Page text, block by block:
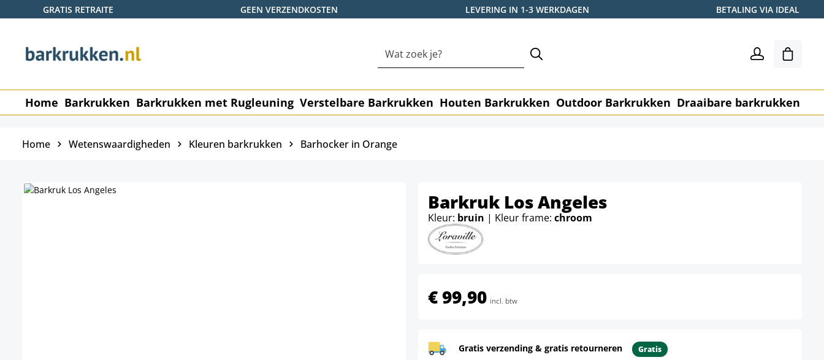
de hoofdinhoud
Ga naar de zoekopdracht
Ga naar de hoofdnavigatie
GRATIS RETRAITE GEEN VERZENDKOSTEN LEVERING IN 1-3 WERKDAGEN BETALING VIA IDEAL
Home Barkrukken Barkrukken met Rugleuning Verstelbare Barkrukken Houten Barkrukken Outdoor Barkrukken Draaibare barkrukken
Home Wetenswaardigheden Kleuren barkrukken Barhocker in Orange
Barkruk Los Angeles
Kleur: bruin | Kleur frame: chroom
€ 99,90 incl. btw
Gratis verzending & gratis retourneren Gratis